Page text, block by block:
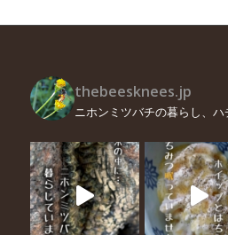
thebeesknees.jp
ニホンミツバチの暮らし、